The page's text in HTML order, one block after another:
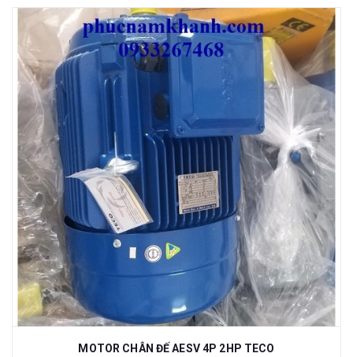
MOTOR CHÂN ĐẾ AESV 4P 2HP TECO